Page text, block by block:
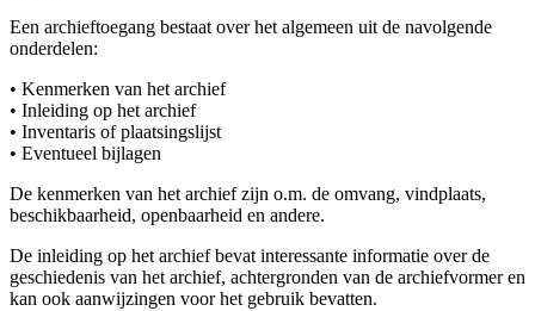
Een archieftoegang bestaat over het algemeen uit de navolgende
onderdelen:
• Kenmerken van het archief
• Inleiding op het archief
• Inventaris of plaatsingslijst
• Eventueel bijlagen
De kenmerken van het archief zijn o.m. de omvang, vindplaats,
beschikbaarheid, openbaarheid en andere.
De inleiding op het archief bevat interessante informatie over de
geschiedenis van het archief, achtergronden van de archiefvormer en
kan ook aanwijzingen voor het gebruik bevatten.